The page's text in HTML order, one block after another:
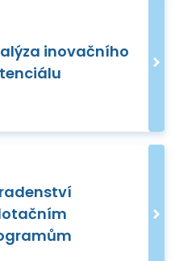
inovačního